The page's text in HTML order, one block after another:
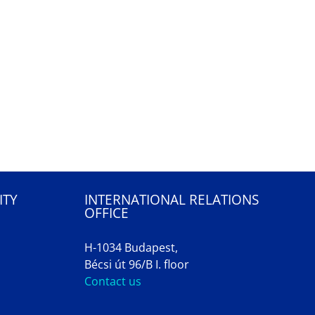
INTERNATIONAL RELATIONS
OFFICE
H-1034 Budapest,
Bécsi út 96/B I. floor
Contact us